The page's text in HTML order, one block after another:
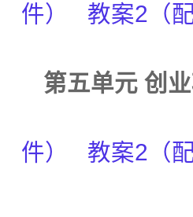
件） 教案2 （
第五单元 创
件） 教案2 （